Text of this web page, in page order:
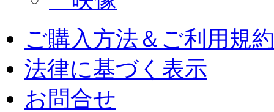
ご購入方法＆ご利用規約
法律に基づく表示
お問合せ